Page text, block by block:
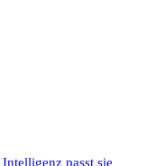
passt sie